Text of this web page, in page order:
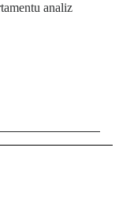
analiz